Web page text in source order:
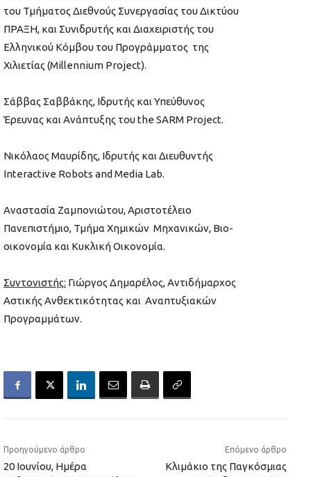
του Τμήματος Διεθνούς Συνεργασίας του Δικτύου
ΠΡΑΞΗ, και Συνιδρυτής και Διαχειριστής του
Ελληνικού Κόμβου του Προγράμματος της
Χιλιετίας (Millennium Project).
Σάββας Σαββάκης, Ιδρυτής και Υπεύθυνος
Έρευνας και Ανάπτυξης του the SARM Project.
Νικόλαος Μαυρίδης, Ιδρυτής και Διευθυντής
Interactive Robots and Media Lab.
Αναστασία Ζαμπονιώτου, Αριστοτέλειο
Πανεπιστήμιο, Τμήμα Χημικών Μηχανικών, Βιο-
οικονομία και Κυκλική Οικονομία.
Συντονιστής: Γιώργος Δημαρέλος, Αντιδήμαρχος
Αστικής Ανθεκτικότητας και Αναπτυξιακών
Προγραμμάτων.
Προηγούμενο άρθρο
20 Ιουνίου, Ημέρα
Επόμενο άρθρο
Κλιμάκιο της Παγκόσμιας